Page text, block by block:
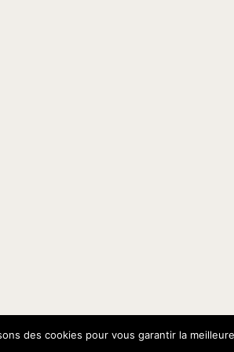
des cookies pour vous garantir la